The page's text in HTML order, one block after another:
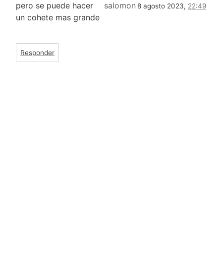
salomon 8 agosto 2023, 22:49
pero se puede hacer
un cohete mas grande
Responder